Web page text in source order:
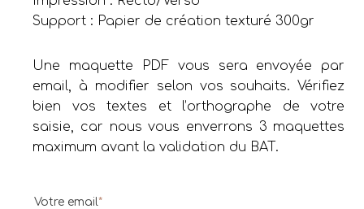
Support : Papier de création texturé 300gr
Une maquette PDF vous sera envoyée par
email, à modifier selon vos souhaits. Vérifiez
bien vos textes et l’orthographe de votre
saisie, car nous vous enverrons 3 maquettes
maximum avant la validation du BAT.
Votre email*